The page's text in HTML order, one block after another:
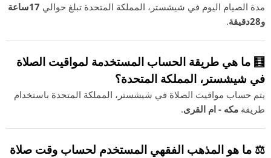
مدة الصيام اليوم في شيشستر، المملكة المتحدة تبلغ حوالي
17ساعة
و28دقيقة
.
🧮 ما هي طريقة الحساب المستخدمة لمواقيت الصلاة
في شيشستر، المملكة المتحدة؟
يتم حساب مواقيت الصلاة في شيشستر، المملكة المتحدة باستخدام
طريقة مكه - ام القرى.
⚖️ ما هو المذهب الفقهي المستخدم لحساب وقت صلاة